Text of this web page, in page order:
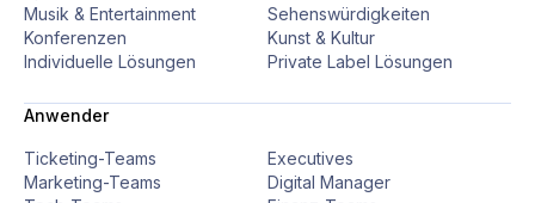
Musik & Entertainment
Sehenswürdigkeiten
Konferenzen
Kunst & Kultur
Individuelle Lösungen
Private Label Lösungen
Anwender
Ticketing-Teams
Executives
Marketing-Teams
Digital Manager